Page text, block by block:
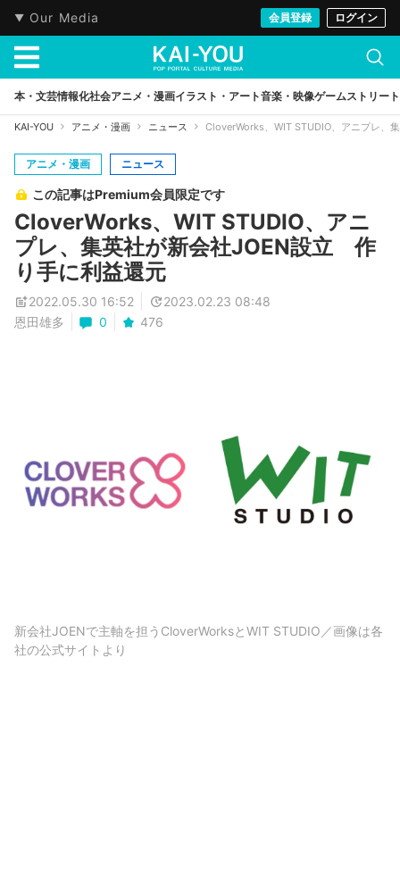
Our Media 会員登録 ログイン
本・文芸情報化社会アニメ・漫画イラスト・アート音楽・映像ゲームストリート
KAI-YOU アニメ・漫画 ニュース CloverWorks、WIT STUDIO、アニプレ、
アニメ・漫画 ニュース
この記事はPremium会員限定です
CloverWorks、WIT STUDIO、アニ
プレ、集英社が新会社JOEN設立 作
り手に利益還元
2022.05.30 16:52
2023.02.23 08:48
恩田雄多
0 476
新会社JOENで主軸を担うCloverWorksとWIT STUDIO／画像は各
社の公式サイトより